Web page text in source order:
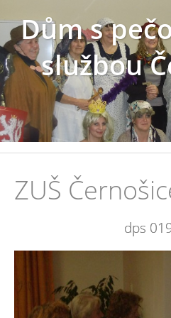
Dům s
službou
ZUŠ
dps